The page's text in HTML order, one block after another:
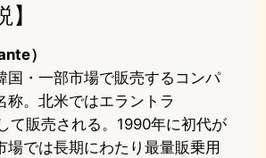
）
国・一部市場で販売するコンパ
称。北米ではエラントラ
て販売される。1990年に初代が
場では長期にわたり最量販乗用